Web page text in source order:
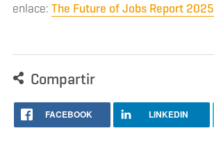
enlace: The Future of Jobs Report 2025
Compartir
FACEBOOK LINKEDIN